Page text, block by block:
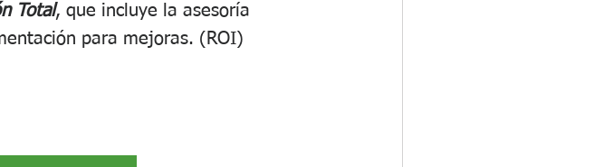
Total, que incluye la asesoría
para mejoras. (ROI)